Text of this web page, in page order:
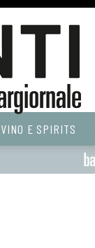
VINO E SPIRITS